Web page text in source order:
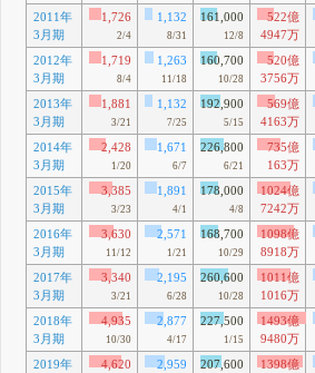
2011年
3月期
1,726
2/4
1,132
8/31
161,000
12/8
522億
4947万
2012年
3月期
1,719
8/4
1,263
11/18
160,700
10/28
520億
3756万
2013年
3月期
1,881
3/21
1,132
7/25
192,900
5/15
569億
4163万
2014年
3月期
2,428
1/20
1,671
6/7
226,800
6/21
735億
163万
2015年
3月期
3,385
3/23
1,891
4/1
178,000
4/8
1024億
7242万
2016年
3月期
3,630
11/12
2,571
1/21
168,700
10/29
1098億
8918万
2017年
3月期
3,340
3/21
2,195
6/28
260,600
10/28
1011億
1016万
2018年
3月期
4,935
10/30
2,877
4/17
227,500
1/15
1493億
9480万
2019年
4,620 2,959 207,600
1398億